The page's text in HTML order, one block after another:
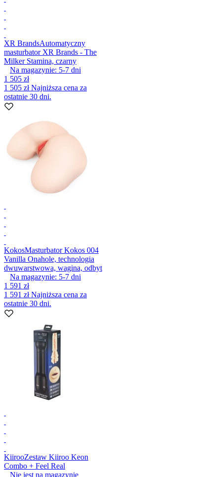
XR BrandsAutomatyczny
masturbator XR Brands - The
Milker Stamina, czarny
Na magazynie: 5-7 dni
1 505 zł
1 505 złNajniższa cena za
ostatnie 30 dni.
KokosMasturbator Kokos 004
Vanilla Onahole, technologia
dwuwarstwowa, wagina, odbyt
Na magazynie: 5-7 dni
1 591 zł
1 591 złNajniższa cena za
ostatnie 30 dni.
KiirooZestaw Kiiroo Keon
Combo + Feel Real
Nie jest na magazynie